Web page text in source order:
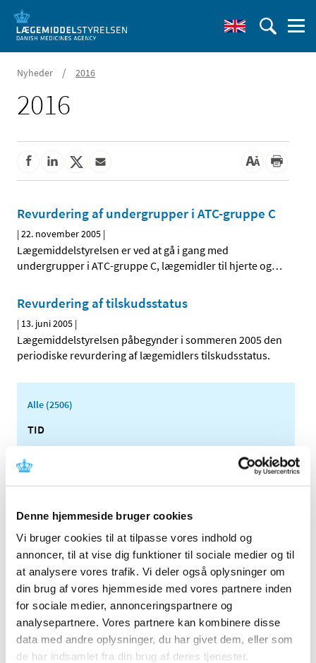
Denne hjemmeside bruger cookies
Vi bruger cookies til at tilpasse vores indhold og
annoncer, til at vise dig funktioner til sociale medier og til
at analysere vores trafik. Vi deler også oplysninger om
din brug af vores hjemmeside med vores partnere inden
for sociale medier, annonceringspartnere og
analysepartnere. Vores partnere kan kombinere disse
data med andre oplysninger, du har givet dem, eller som
de har indsamlet fra din brug af deres tjenester.
Nyheder / 2016
2016
Revurdering af undergrupper i ATC-gruppe C
|22. november 2005 |
Lægemiddelstyrelsen er ved at gå i gang med
undergrupper i ATC-gruppe C, lægemidler til hjerte og…
Revurdering af tilskudsstatus
| 13. juni 2005 |
Lægemiddelstyrelsen påbegynder i sommeren 2005 den
periodiske revurdering af lægemidlers tilskudsstatus.
Alle (2506)
TID
2026 (84)
2025 (158)
2024 (224)
2023 (195)
2021 (516)
2020 (263)
2019 (159)
2018 (150)
2017 (167)
2016 (167)